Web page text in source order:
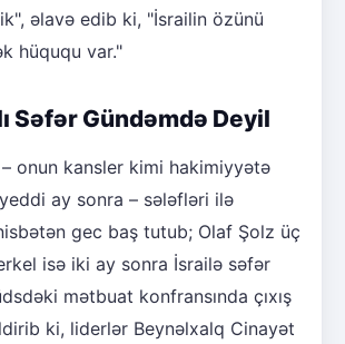
əlavə edib ki, "İsrailin özünü
hüququ var."
Səfər Gündəmdə Deyil
onun kansler kimi hakimiyyətə
ay sonra – sələfləri ilə
gec baş tutub; Olaf Şolz üç
isə iki ay sonra İsrailə səfər
mətbuat konfransında çıxış
ki, liderlər Beynəlxalq Cinayət